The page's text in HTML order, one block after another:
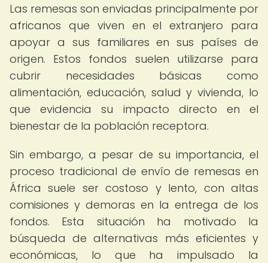
Las remesas son enviadas principalmente por
africanos que viven en el extranjero para
apoyar a sus familiares en sus países de
origen. Estos fondos suelen utilizarse para
cubrir necesidades básicas como
alimentación, educación, salud y vivienda, lo
que evidencia su impacto directo en el
bienestar de la población receptora.
Sin embargo, a pesar de su importancia, el
proceso tradicional de envío de remesas en
África suele ser costoso y lento, con altas
comisiones y demoras en la entrega de los
fondos. Esta situación ha motivado la
búsqueda de alternativas más eficientes y
económicas, lo que ha impulsado la